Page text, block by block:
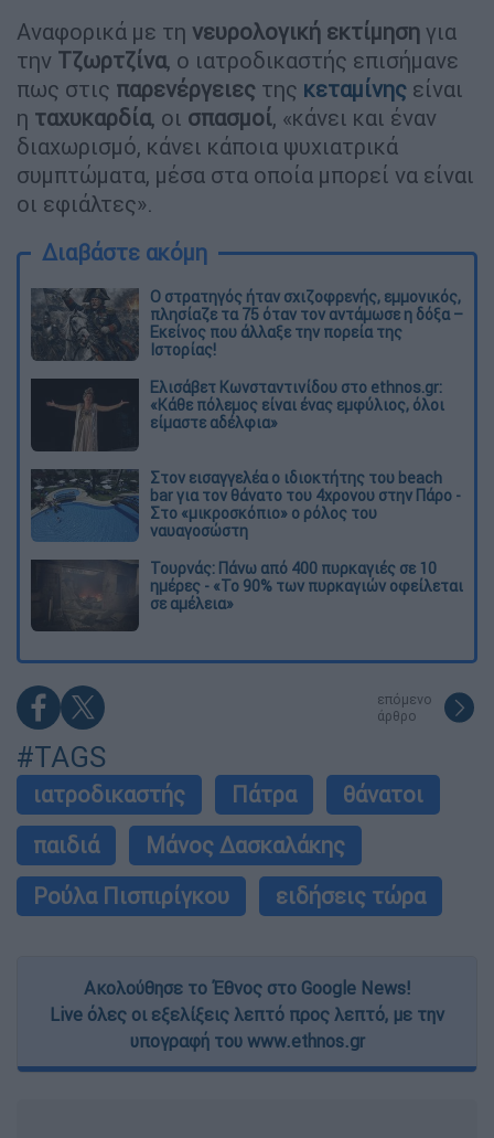
Αναφορικά με τη νευρολογική εκτίμηση για
την Τζωρτζίνα, ο ιατροδικαστής επισήμανε
πως στις παρενέργειες της κεταμίνης είναι
η ταχυκαρδία, οι σπασμοί, «κάνει και έναν
διαχωρισμό, κάνει κάποια ψυχιατρικά
συμπτώματα, μέσα στα οποία μπορεί να είναι
οι εφιάλτες».
Διαβάστε ακόμη
O στρατηγός ήταν σχιζοφρενής, εμμονικός,
πλησίαζε τα 75 όταν τον αντάμωσε η δόξα –
Εκείνος που άλλαξε την πορεία της
Ιστορίας!
Ελισάβετ Κωνσταντινίδου στο ethnos.gr:
«Κάθε πόλεμος είναι ένας εμφύλιος, όλοι
είμαστε αδέλφια»
Στον εισαγγελέα ο ιδιοκτήτης του beach
bar για τον θάνατο του 4χρονου στην Πάρο -
Στο «μικροσκόπιο» ο ρόλος του
ναυαγοσώστη
Τουρνάς: Πάνω από 400 πυρκαγιές σε 10
ημέρες - «Το 90% των πυρκαγιών οφείλεται
σε αμέλεια»
επόμενο
άρθρο
#TAGS
ιατροδικαστής Πάτρα
θάνατοι
παιδιά
Μάνος Δασκαλάκης
Ρούλα Πισπιρίγκου
ειδήσεις τώρα
Ακολούθησε το Έθνος στο Google News!
Live όλες οι εξελίξεις λεπτό προς λεπτό, με την
υπογραφή του www.ethnos.gr